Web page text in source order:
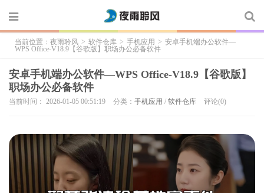
当前位置： 夜雨聆风 > 软件仓库 > 手机应用 > 安卓手机端办公软件—
WPS Office-V18.9【谷歌版】职场办公必备软件
安卓手机端办公软件—WPS Office-V18.9【谷歌版】
职场办公必备软件
当前时间： 2026-01-05 00:51:19 分类： 手机应用 / 软件仓库 评论(0)